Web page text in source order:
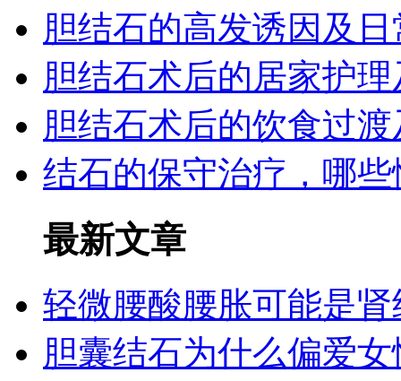
胆结石的高发诱因及
胆结石术后的居家护
胆结石术后的饮食过
结石的保守治疗，哪
最新文章
轻微腰酸腰胀可能是
胆囊结石为什么偏爱